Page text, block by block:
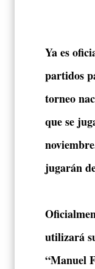
Ya es
partidos
torneo
que se
jugarán
utilizará
“Manuel